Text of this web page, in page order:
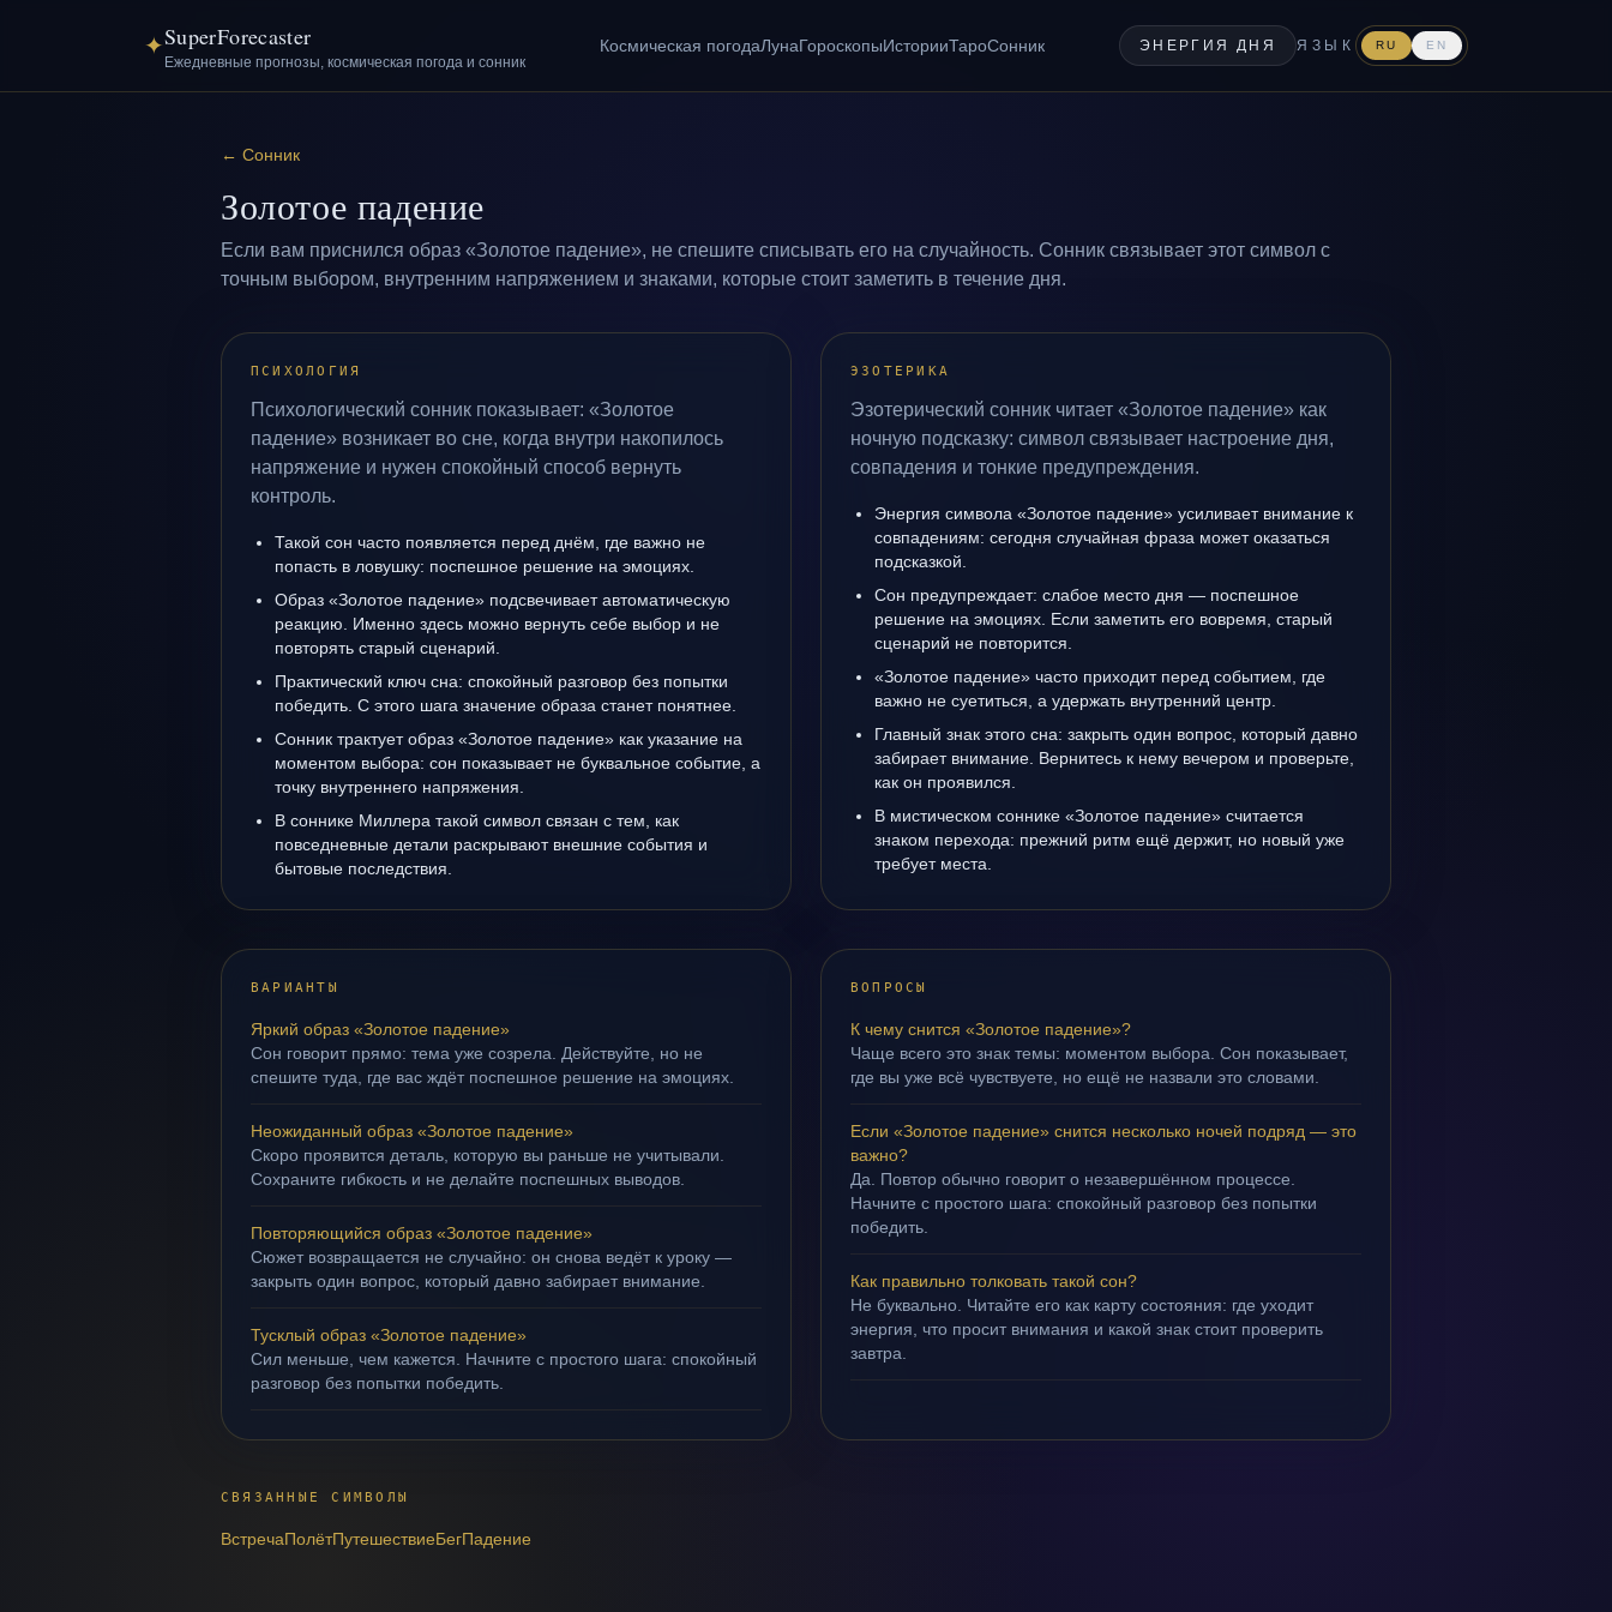
✦SuperForecaster
Ежедневные прогнозы, космическая погода и сонник
Космическая погодаЛунаГороскопыИсторииТароСонник ЭНЕРГИЯ ДНЯ ЯЗЫК RU EN
← Сонник
Золотое падение
Если вам приснился образ «Золотое падение», не спешите списывать его на случайность. Сонник связывает этот символ с
точным выбором, внутренним напряжением и знаками, которые стоит заметить в течение дня.
ПСИХОЛОГИЯ
Психологический сонник показывает: «Золотое
падение» возникает во сне, когда внутри накопилось
напряжение и нужен спокойный способ вернуть
контроль.
Такой сон часто появляется перед днём, где важно не
попасть в ловушку: поспешное решение на эмоциях.
Образ «Золотое падение» подсвечивает автоматическую
реакцию. Именно здесь можно вернуть себе выбор и не
повторять старый сценарий.
Практический ключ сна: спокойный разговор без попытки
победить. С этого шага значение образа станет понятнее.
Сонник трактует образ «Золотое падение» как указание на
моментом выбора: сон показывает не буквальное событие, а
точку внутреннего напряжения.
В соннике Миллера такой символ связан с тем, как
повседневные детали раскрывают внешние события и
бытовые последствия.
ЭЗОТЕРИКА
Эзотерический сонник читает «Золотое падение» как
ночную подсказку: символ связывает настроение дня,
совпадения и тонкие предупреждения.
Энергия символа «Золотое падение» усиливает внимание к
совпадениям: сегодня случайная фраза может оказаться
подсказкой.
Сон предупреждает: слабое место дня — поспешное
решение на эмоциях. Если заметить его вовремя, старый
сценарий не повторится.
«Золотое падение» часто приходит перед событием, где
важно не суетиться, а удержать внутренний центр.
Главный знак этого сна: закрыть один вопрос, который давно
забирает внимание. Вернитесь к нему вечером и проверьте,
как он проявился.
В мистическом соннике «Золотое падение» считается
знаком перехода: прежний ритм ещё держит, но новый уже
требует места.
ВАРИАНТЫ
Яркий образ «Золотое падение»
Сон говорит прямо: тема уже созрела. Действуйте, но не
спешите туда, где вас ждёт поспешное решение на эмоциях.
Неожиданный образ «Золотое падение»
Скоро проявится деталь, которую вы раньше не учитывали.
Сохраните гибкость и не делайте поспешных выводов.
Повторяющийся образ «Золотое падение»
Сюжет возвращается не случайно: он снова ведёт к уроку —
закрыть один вопрос, который давно забирает внимание.
Тусклый образ «Золотое падение»
Сил меньше, чем кажется. Начните с простого шага: спокойный
разговор без попытки победить.
ВОПРОСЫ
К чему снится «Золотое падение»?
Чаще всего это знак темы: моментом выбора. Сон показывает,
где вы уже всё чувствуете, но ещё не назвали это словами.
Если «Золотое падение» снится несколько ночей подряд — это
важно?
Да. Повтор обычно говорит о незавершённом процессе.
Начните с простого шага: спокойный разговор без попытки
победить.
Как правильно толковать такой сон?
Не буквально. Читайте его как карту состояния: где уходит
энергия, что просит внимания и какой знак стоит проверить
завтра.
СВЯЗАННЫЕ СИМВОЛЫ
ВстречаПолётПутешествиеБегПадение